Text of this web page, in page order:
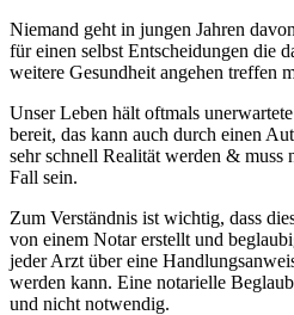
Niemand geht in jungen Jahren
für einen selbst Entscheidungen die
weitere Gesundheit angehen treffen
Unser Leben hält oftmals
bereit, das kann auch durch einen
sehr schnell Realität werden &
Fall sein.
Zum Verständnis ist wichtig, dass
von einem Notar erstellt und
jeder Arzt über eine
werden kann. Eine notarielle
und nicht notwendig.